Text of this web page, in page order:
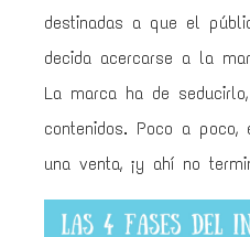
destinadas a que el
decida acercarse a la
La marca ha de
contenidos. Poco a poco,
una venta, ¡y ahí no